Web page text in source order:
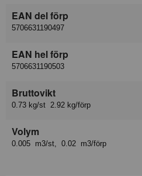
EAN del förp
5706631190497
EAN hel förp
5706631190503
Bruttovikt
0.73 kg/st 2.92 kg/förp
Volym
0.005 m3/st, 0.02 m3/förp